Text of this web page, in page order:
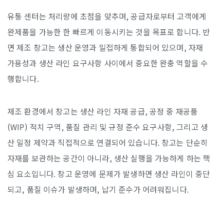
유통 센터는 처리량에 초점을 맞추며, 공급자로부터 고객에게
완제품을 가능한 한 빠르게 이동시키는 것을 목표로 합니다. 반
면 제조 창고는 생산 운영과 밀접하게 통합되어 있으며, 자재
가용성과 생산 라인 요구사항 사이에서 중요한 완충 역할을 수
행합니다.
제조 환경에서 창고는 생산 라인 자재 공급, 공정 중 재공품
(WIP) 적치 구역, 품질 관리 및 규정 준수 요구사항, 그리고 생
산 일정 제약과 직접적으로 연결되어 있습니다. 창고는 단순히
자재를 보관하는 공간이 아니라, 생산 실행을 가능하게 하는 핵
심 요소입니다. 창고 운영에 문제가 발생하면 생산 라인이 중단
되고, 품질 이슈가 발생하며, 납기 준수가 어려워집니다.